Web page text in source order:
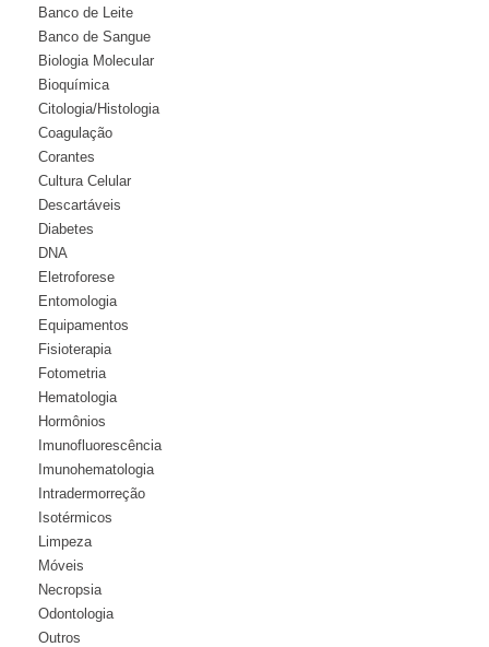
Banco de Leite
Banco de Sangue
Biologia Molecular
Bioquímica
Citologia/Histologia
Coagulação
Corantes
Cultura Celular
Descartáveis
Diabetes
DNA
Eletroforese
Entomologia
Equipamentos
Fisioterapia
Fotometria
Hematologia
Hormônios
Imunofluorescência
Imunohematologia
Intradermorreção
Isotérmicos
Limpeza
Móveis
Necropsia
Odontologia
Outros